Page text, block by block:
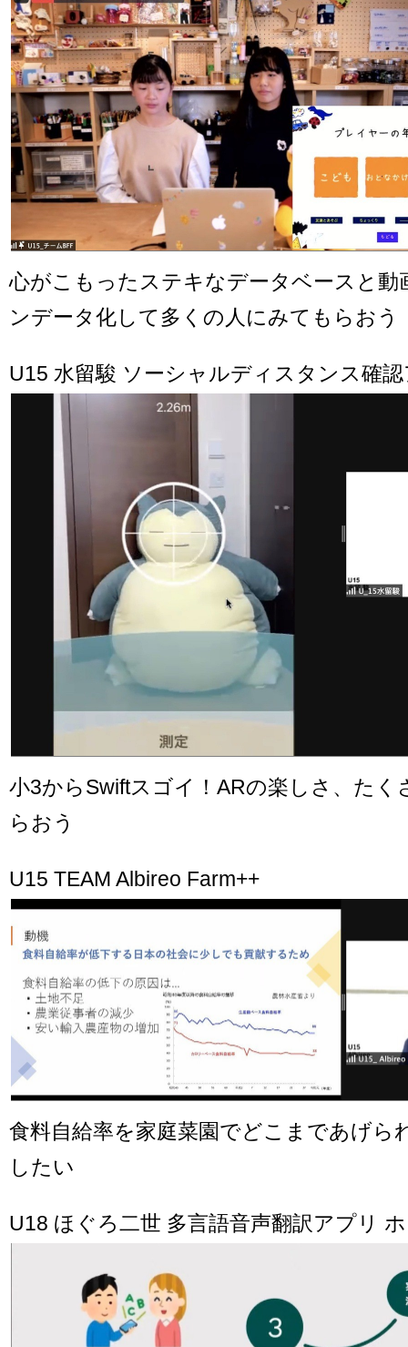
心がこもったステキなデータベースと動
ンデータ化して多くの人にみてもらおう
U15 水留駿 ソーシャルディスタンス確
小3からSwiftスゴイ！ARの楽しさ、たく
らおう
U15 TEAM Albireo Farm++
食料自給率を家庭菜園でどこまであげら
したい
U18 ほぐろ二世 多言語音声翻訳アプリ